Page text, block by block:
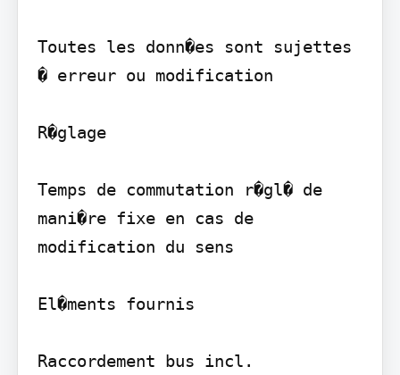
Toutes les donn�es sont sujettes
� erreur ou modification
R�glage
Temps de commutation r�gl� de
mani�re fixe en cas de
modification du sens
El�ments fournis
Raccordement bus incl.